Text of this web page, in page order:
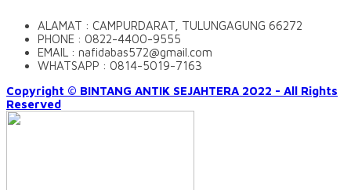
ALAMAT : CAMPURDARAT, TULUNGAGUNG 66272
PHONE : 0822-4400-9555
EMAIL : nafidabas572@gmail.com
WHATSAPP : 0814-5019-7163
Copyright © BINTANG ANTIK SEJAHTERA 2022 - All Rights
Reserved